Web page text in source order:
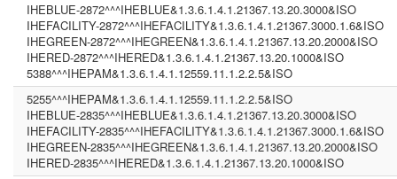
IHEBLUE-2872^^^IHEBLUE&1.3.6.1.4.1.21367.13.20.3000&ISO
IHEFACILITY-2872^^^IHEFACILITY&1.3.6.1.4.1.21367.3000.1.6&ISO
IHEGREEN-2872^^^IHEGREEN&1.3.6.1.4.1.21367.13.20.2000&ISO
IHERED-2872^^^IHERED&1.3.6.1.4.1.21367.13.20.1000&ISO
5388^^^IHEPAM&1.3.6.1.4.1.12559.11.1.2.2.5&ISO
5255^^^IHEPAM&1.3.6.1.4.1.12559.11.1.2.2.5&ISO
IHEBLUE-2835^^^IHEBLUE&1.3.6.1.4.1.21367.13.20.3000&ISO
IHEFACILITY-2835^^^IHEFACILITY&1.3.6.1.4.1.21367.3000.1.6&ISO
IHEGREEN-2835^^^IHEGREEN&1.3.6.1.4.1.21367.13.20.2000&ISO
IHERED-2835^^^IHERED&1.3.6.1.4.1.21367.13.20.1000&ISO